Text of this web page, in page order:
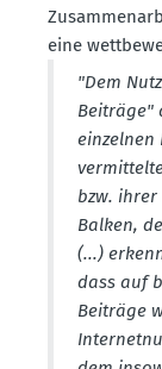
eine
"Dem
Beiträge"
bzw.
Balken,
(...)
dass auf
Beiträge